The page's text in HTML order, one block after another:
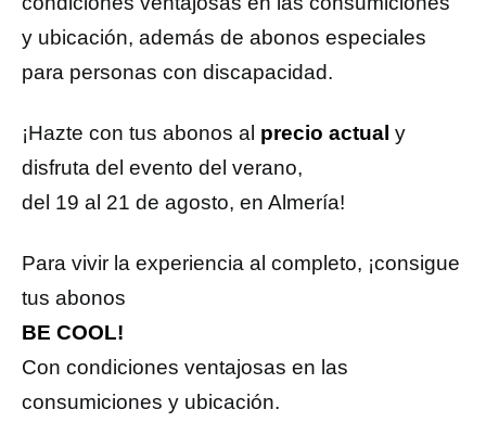
y ubicación, además de abonos especiales
para personas con discapacidad.
¡Hazte con tus abonos al precio actual y
disfruta del evento del verano,
del 19 al 21 de agosto, en Almería!
Para vivir la experiencia al completo, ¡consigue
tus abonos
BE COOL!
Con condiciones ventajosas en las
consumiciones y ubicación.